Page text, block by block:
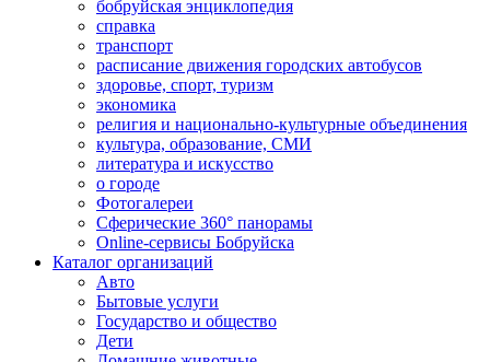
бобруйская энциклопедия
справка
транспорт
расписание движения городских автобусов
здоровье, спорт, туризм
экономика
религия и национально-культурные объединения
культура, образование, СМИ
литература и искусство
о городе
Фотогалереи
Сферические 360° панорамы
Online-сервисы Бобруйска
Каталог организаций
Авто
Бытовые услуги
Государство и общество
Дети